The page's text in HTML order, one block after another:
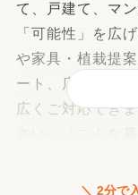
て、戸建て、マ
「可能性」を広
や家具・植栽提
ート、店舗兼住
広くご対応でき
＼ 2分で